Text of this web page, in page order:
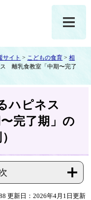
サイト > こどもの食育 >相
離乳食教室「中期〜完了
ハピネス
完了期」の
更新日：2026年4月1日更新